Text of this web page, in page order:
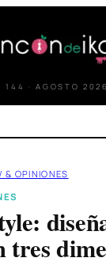
144 · AGOSTO 2026
& OPINIONES
tres